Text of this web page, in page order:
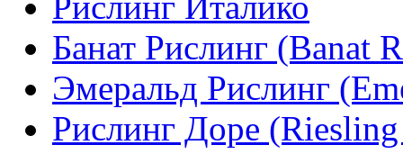
Банат Рислинг (Banat
Эмеральд Рислинг
Рислинг Доре